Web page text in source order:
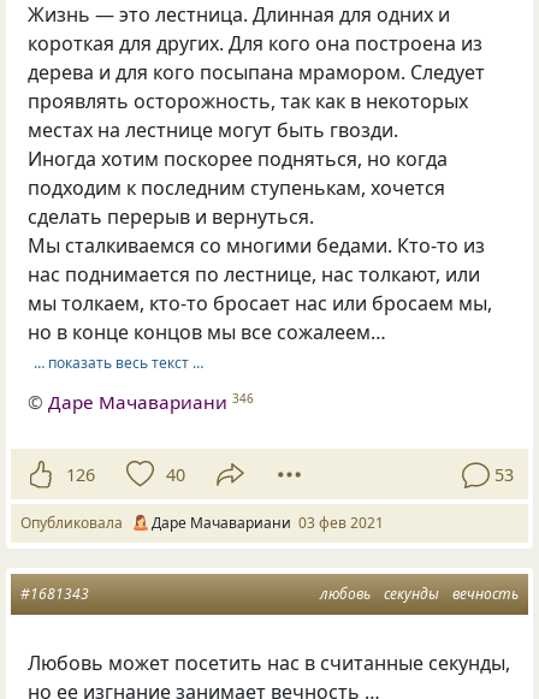
Жизнь — это лестница. Длинная для одних и
короткая для других. Для кого она построена из
дерева и для кого посыпана мрамором. Следует
проявлять осторожность, так как в некоторых
местах на лестнице могут быть гвозди.
Иногда хотим поскорее подняться, но когда
подходим к последним ступенькам, хочется
сделать перерыв и вернуться.
Мы сталкиваемся со многими бедами. Кто-то из
нас поднимается по лестнице, нас толкают, или
мы толкаем, кто-то бросает нас или бросаем мы,
но в конце концов мы все сожалеем…
… показать весь текст …
©Даре Мачавариани 346
126 40 53
Опубликовала Даре Мачавариани 03 фев 2021
любовь секунды вечность
#1681343
Любовь может посетить нас в считанные секунды,
но ее изгнание занимает вечность …